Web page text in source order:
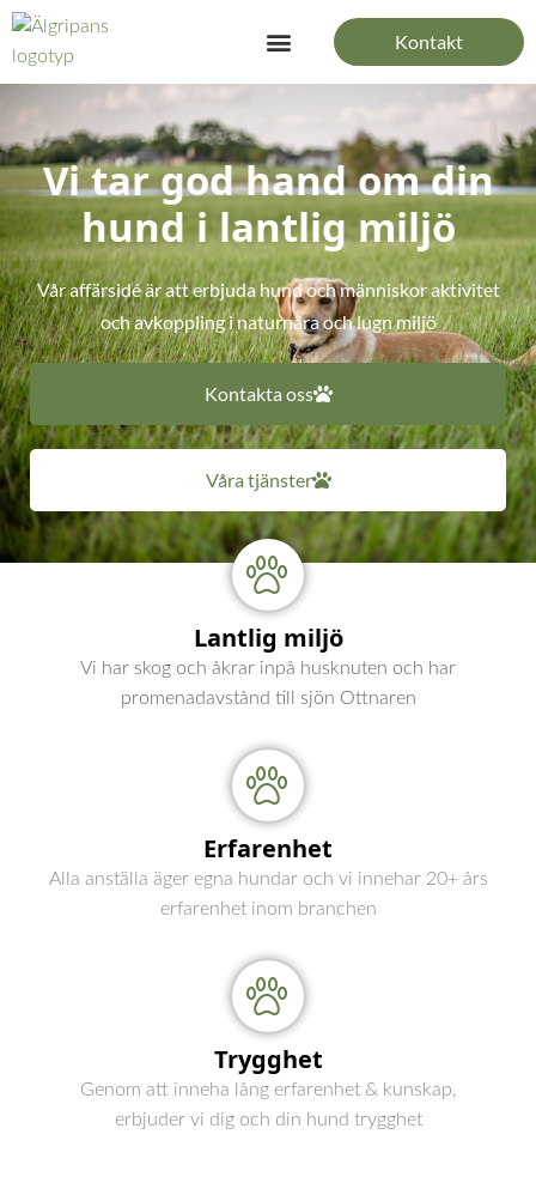
Hoppa
Kontakt
Vi tar god hand om din
hund i lantlig miljö
Vår affärsidé är att erbjuda hund och människor aktivitet
och avkoppling i naturnära och lugn miljö
Kontakta oss
Våra tjänster
Lantlig miljö
Vi har skog och åkrar inpå husknuten och har
promenadavstånd till sjön Ottnaren
Erfarenhet
Alla anställa äger egna hundar och vi innehar 20+ års
erfarenhet inom branchen
Trygghet
Genom att inneha lång erfarenhet & kunskap,
erbjuder vi dig och din hund trygghet